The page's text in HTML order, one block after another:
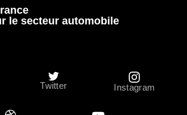
le secteur automobile
Twitter Instagram